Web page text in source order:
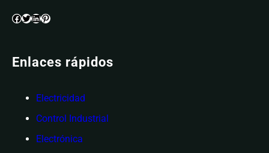
Enlaces rápidos
Electricidad
Control Industrial
Electrónica